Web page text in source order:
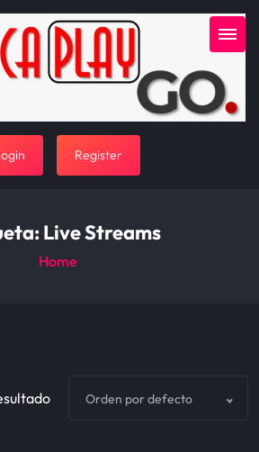
Register
Live Streams
Home
Orden por defecto